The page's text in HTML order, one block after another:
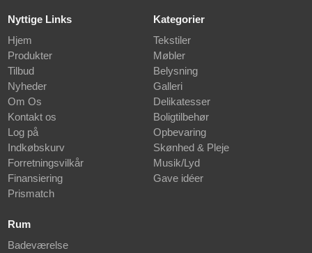
Nyttige Links
Hjem
Produkter
Tilbud
Nyheder
Om Os
Kontakt os
Log på
Indkøbskurv
Forretningsvilkår
Finansiering
Prismatch
Kategorier
Tekstiler
Møbler
Belysning
Galleri
Delikatesser
Boligtilbehør
Opbevaring
Skønhed & Pleje
Musik/Lyd
Gave idéer
Rum
Badeværelse